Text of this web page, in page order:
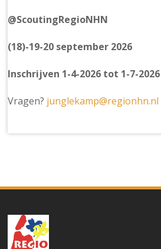
@ScoutingRegioNHN
(18)-19-20 september 2026
Inschrijven 1-4-2026 tot 1-7-2026
Vragen? junglekamp@regionhn.nl